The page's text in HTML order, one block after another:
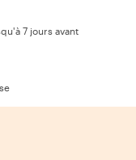
7 jours avant